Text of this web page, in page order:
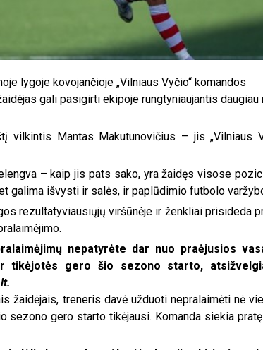
lygoje kovojančioje „Vilniaus Vyčio“ komandos
gali pasigirti ekipoje rungtyniaujantis daugiau
vilkintis Mantas Makutunovičius – jis „Vilniaus
– kaip jis pats sako, yra žaidęs visose
galima išvysti ir salės, ir paplūdimio futbolo
rezultatyviausiųjų viršūnėje ir ženkliai prisideda
nepatyrėte dar nuo praėjusios
tikėjotės gero šio sezono starto,
žaidėjais, treneris davė užduoti nepralaimėti nė
sezono gero starto tikėjausi. Komanda siekia